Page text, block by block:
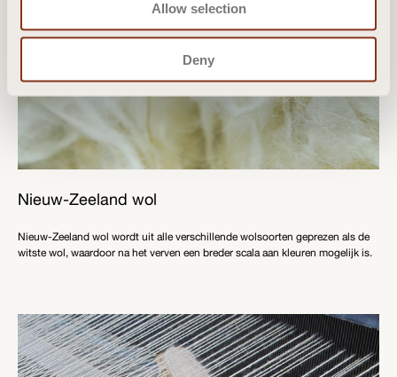
Allow selection
Deny
Nieuw-Zeeland wol
Nieuw-Zeeland wol wordt uit alle verschillende wolsoorten geprezen als de
witste wol, waardoor na het verven een breder scala aan kleuren mogelijk is.